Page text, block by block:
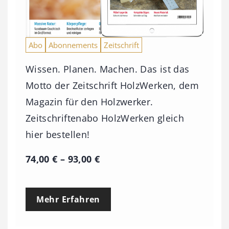
Abo Abonnements Zeitschrift
Wissen. Planen. Machen. Das ist das
Motto der Zeitschrift HolzWerken, dem
Magazin für den Holzwerker.
Zeitschriftenabo HolzWerken gleich
hier bestellen!
74,00€ – 93,00 €P
e
Mehr Erfahren